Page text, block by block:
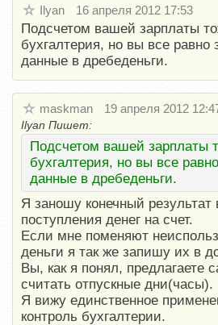
Ilyan 16 апреля 2012 17:53
Подсчетом вашей зарплаты
бухгалтерия, но вы все равно
данные в дребеденьги.
maskman 19 апреля 2012
Ilyan Пишет:
Подсчетом вашей зарплаты
бухгалтерия, но вы все
данные в дребеденьги.
Я заношу конечный результат
поступления денег на счет.
Если мне поменяют
деньги я так же запишу их в
Вы, как я понял, предлагаете
считать отпускные дни(часы).
Я вижу единственное
контроль бухгалтерии.